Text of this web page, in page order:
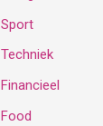
Sport
Techniek
Financieel
Food